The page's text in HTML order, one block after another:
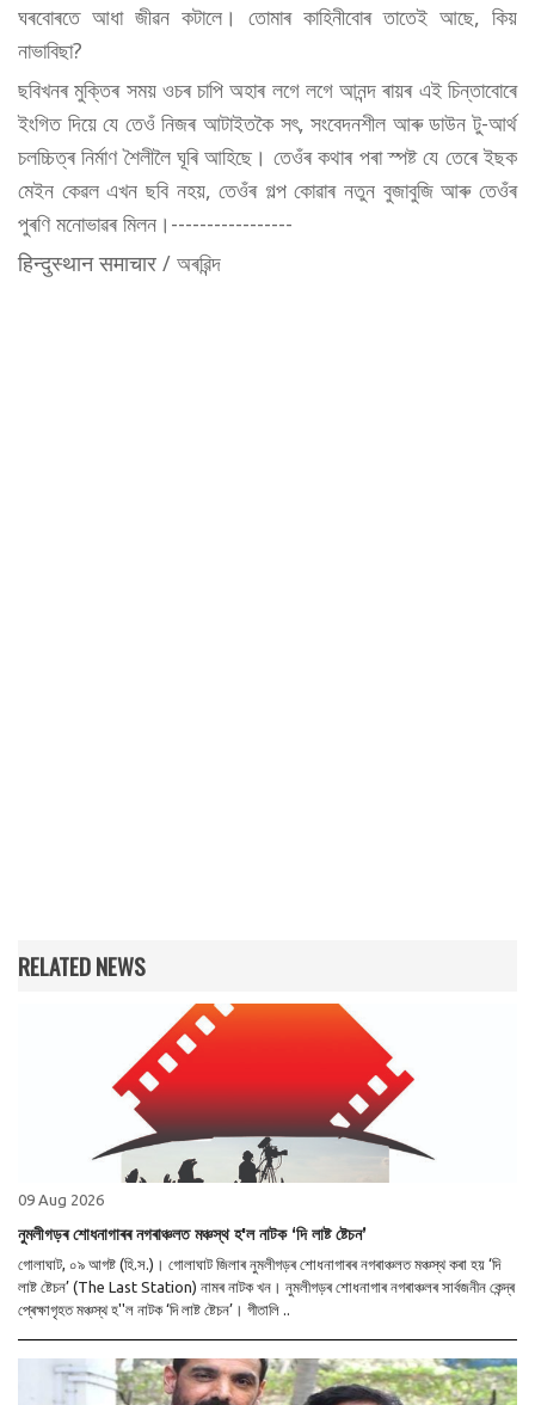
ঘৰবোৰতে আধা জীৱন কটালে। তোমাৰ কাহিনীবোৰ তাতেই আছে, কিয়
নাভাবিছা?
ছবিখনৰ মুক্তিৰ সময় ওচৰ চাপি অহাৰ লগে লগে আনন্দ ৰায়ৰ এই চিন্তাবোৰে
ইংগিত দিয়ে যে তেওঁ নিজৰ আটাইতকৈ সৎ, সংবেদনশীল আৰু ডাউন টু-আৰ্থ
চলচ্চিত্ৰ নিৰ্মাণ শৈলীলৈ ঘূৰি আহিছে। তেওঁৰ কথাৰ পৰা স্পষ্ট যে তেৰে ইছক
মেইন কেৱল এখন ছবি নহয়, তেওঁৰ গল্প কোৱাৰ নতুন বুজাবুজি আৰু তেওঁৰ
পুৰণি মনোভাৱৰ মিলন।-----------------
हिन्दुस्थान समाचार / অৰৱিন্দ
RELATED NEWS
09 Aug 2026
নুমলীগড়ৰ শোধনাগাৰৰ নগৰাঞ্চলত মঞ্চস্থ হ'ল নাটক ‘দি লাষ্ট ষ্টেচন’
গোলাঘাট, ০৯ আগষ্ট (হি.স.)। গোলাঘাট জিলাৰ নুমলীগড়ৰ শোধনাগাৰৰ নগৰাঞ্চলত মঞ্চস্থ কৰা হয় ‘দি
লাষ্ট ষ্টেচন’ (The Last Station) নামৰ নাটক খন। নুমলীগড়ৰ শোধনাগাৰ নগৰাঞ্চলৰ সাৰ্বজনীন কেন্দ্ৰ
প্ৰেক্ষাগৃহত মঞ্চস্থ হ''ল নাটক ‘দি লাষ্ট ষ্টেচন’। গীতালি ..